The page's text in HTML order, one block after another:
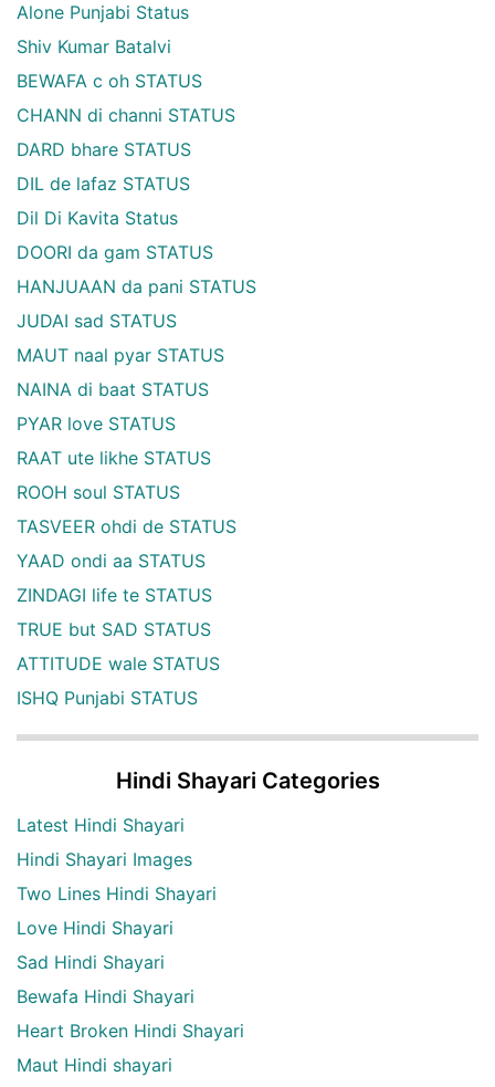
Alone Punjabi Status
Shiv Kumar Batalvi
BEWAFA c oh STATUS
CHANN di channi STATUS
DARD bhare STATUS
DIL de lafaz STATUS
Dil Di Kavita Status
DOORI da gam STATUS
HANJUAAN da pani STATUS
JUDAI sad STATUS
MAUT naal pyar STATUS
NAINA di baat STATUS
PYAR love STATUS
RAAT ute likhe STATUS
ROOH soul STATUS
TASVEER ohdi de STATUS
YAAD ondi aa STATUS
ZINDAGI life te STATUS
TRUE but SAD STATUS
ATTITUDE wale STATUS
ISHQ Punjabi STATUS
Hindi Shayari Categories
Latest Hindi Shayari
Hindi Shayari Images
Two Lines Hindi Shayari
Love Hindi Shayari
Sad Hindi Shayari
Bewafa Hindi Shayari
Heart Broken Hindi Shayari
Maut Hindi shayari